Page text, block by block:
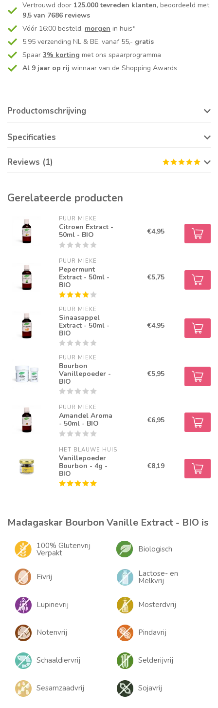
Vertrouwd door 125.000 tevreden klanten, beoordeeld met
9,5 van 7686 reviews
Vóór 16:00 besteld, morgen in huis*
5,95 verzending NL & BE, vanaf 55,- gratis
Spaar 3% korting met ons spaarprogramma
Al 9 jaar op rij winnaar van de Shopping Awards
Productomschrijving
Specificaties
Reviews (1)
Gerelateerde producten
PUUR MIEKE
Citroen Extract -
50ml - BIO
€4,95
PUUR MIEKE
Pepermunt
Extract - 50ml -
BIO
€5,75
PUUR MIEKE
Sinaasappel
Extract - 50ml -
BIO
€4,95
PUUR MIEKE
Bourbon
Vanillepoeder -
BIO
€5,95
PUUR MIEKE
Amandel Aroma
- 50ml - BIO
€6,95
HET BLAUWE HUIS
Vanillepoeder
Bourbon - 4g -
BIO
€8,19
Madagaskar Bourbon Vanille Extract - BIO is
100% Glutenvrij
Verpakt Biologisch
Eivrij Lactose- en
Melkvrij
Lupinevrij Mosterdvrij
Notenvrij Pindavrij
Schaaldiervrij Selderijvrij
Sesamzaadvrij Sojavrij